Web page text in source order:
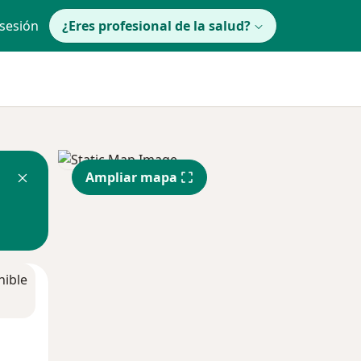
¿Eres profesional de la salud?
Ampliar mapa